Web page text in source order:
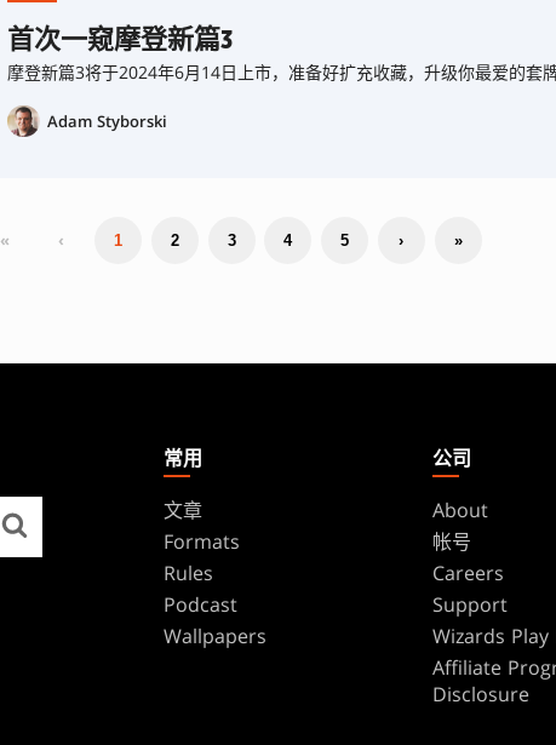
首次一窥摩登新篇3
摩登新篇3将于2024年6月14日上市，准备好扩充收藏，升级你最爱的套牌
Adam Styborski
« ‹ 1 2 3 4 5 › »
常用
文章
Formats
Rules
Podcast
Wallpapers
公司
About
帐号
Careers
Support
Wizards
Affiliate
Disclosure